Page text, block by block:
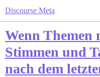
Discourse Meta
Wenn Themen
Stimmen und
nach dem